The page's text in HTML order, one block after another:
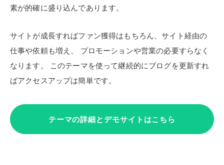
素が的確に盛り込んであります。
サイトが成長すればファン獲得はもちろん、サイト経由の
仕事や依頼も増え、
プロモーションや営業の必要すらなく
なります。
このテーマを使って継続的にブログを更新すれ
ばアクセスアップは簡単です。
テーマの詳細とデモサイトはこちら